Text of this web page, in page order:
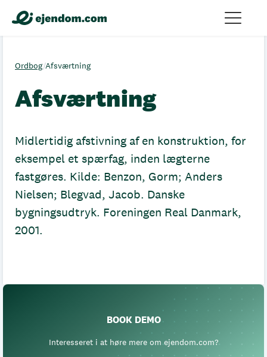
Ordbog/Afsværtning
Afsværtning
Midlertidig afstivning af en konstruktion, for
eksempel et spærfag, inden lægterne
fastgøres. Kilde: Benzon, Gorm; Anders
Nielsen; Blegvad, Jacob. Danske
bygningsudtryk. Foreningen Real Danmark,
2001.
BOOK DEMO
Interesseret i at høre mere om ejendom.com?